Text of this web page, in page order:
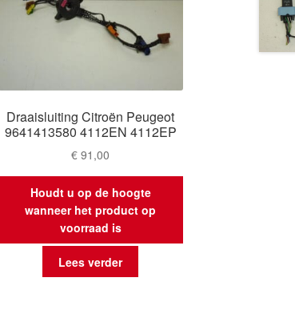
Draaisluiting Citroën Peugeot
9641413580 4112EN 4112EP
€ 91,00
Houdt u op de hoogte
wanneer het product op
voorraad is
Lees verder